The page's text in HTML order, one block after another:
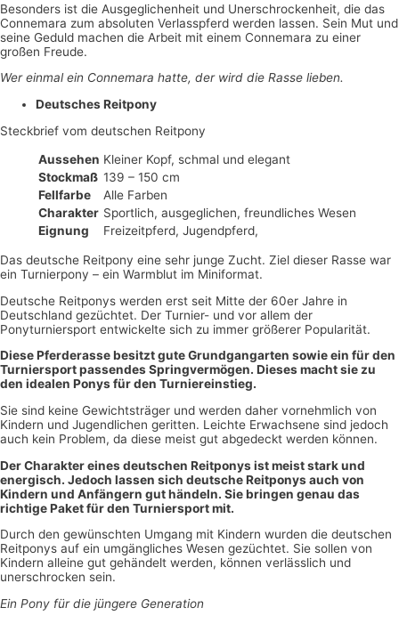
Besonders ist die Ausgeglichenheit und Unerschrockenheit, die das
Connemara zum absoluten Verlasspferd werden lassen. Sein Mut und
seine Geduld machen die Arbeit mit einem Connemara zu einer
großen Freude.
Wer einmal ein Connemara hatte, der wird die Rasse lieben.
Deutsches Reitpony
Steckbrief vom deutschen Reitpony
Aussehen Kleiner Kopf, schmal und elegant
Stockmaß 139 – 150 cm
Fellfarbe
Alle Farben
Charakter Sportlich, ausgeglichen, freundliches Wesen
Eignung
Freizeitpferd, Jugendpferd,
Das deutsche Reitpony eine sehr junge Zucht. Ziel dieser Rasse war
ein Turnierpony – ein Warmblut im Miniformat.
Deutsche Reitponys werden erst seit Mitte der 60er Jahre in
Deutschland gezüchtet. Der Turnier- und vor allem der
Ponyturniersport entwickelte sich zu immer größerer Popularität.
Diese Pferderasse besitzt gute Grundgangarten sowie ein für den
Turniersport passendes Springvermögen. Dieses macht sie zu
den idealen Ponys für den Turniereinstieg.
Sie sind keine Gewichtsträger und werden daher vornehmlich von
Kindern und Jugendlichen geritten. Leichte Erwachsene sind jedoch
auch kein Problem, da diese meist gut abgedeckt werden können.
Der Charakter eines deutschen Reitponys ist meist stark und
energisch. Jedoch lassen sich deutsche Reitponys auch von
Kindern und Anfängern gut händeln. Sie bringen genau das
richtige Paket für den Turniersport mit.
Durch den gewünschten Umgang mit Kindern wurden die deutschen
Reitponys auf ein umgängliches Wesen gezüchtet. Sie sollen von
Kindern alleine gut gehändelt werden, können verlässlich und
unerschrocken sein.
Ein Pony für die jüngere Generation